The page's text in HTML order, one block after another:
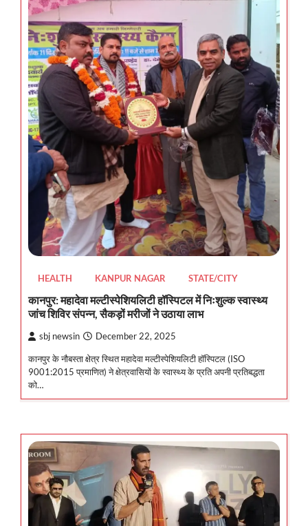
HEALTH KANPUR NAGAR STATE/CITY
कानपुर: महादेवा मल्टीस्पेशियलिटी हॉस्पिटल में निःशुल्क स्वास्थ्य
जांच शिविर संपन्न, सैकड़ों मरीजों ने उठाया लाभ
sbj newsin December 22, 2025
कानपुर के नौबस्ता क्षेत्र स्थित महादेवा मल्टीस्पेशियलिटी हॉस्पिटल (ISO
9001:2015 प्रमाणित) ने क्षेत्रवासियों के स्वास्थ्य के प्रति अपनी प्रतिबद्धता
को…